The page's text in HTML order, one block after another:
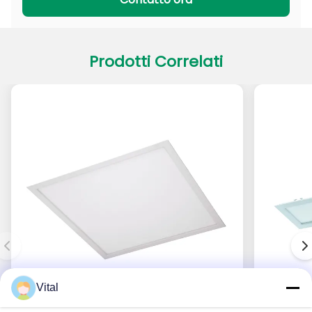
Prodotti Correlati
Vital